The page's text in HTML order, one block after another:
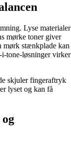
Lyse materialer
mørke toner giver
mørk stænkplade kan
i-tone-løsninger virker
skjuler fingeraftryk
lyset og kan få